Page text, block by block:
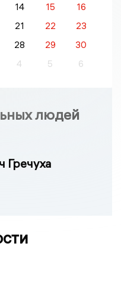
14 15
16
21 22
23
28 29
30
4 5 6
людей
Гречуха